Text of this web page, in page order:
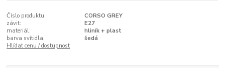
Číslo produktu:
CORSO GREY
závit:
E27
materiál:
hliník + plast
barva svítidla:
šedá
Hlídat cenu / dostupnost